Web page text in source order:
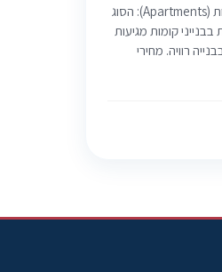
סקירת סוגי הנכסים בישראל דירות (Apartments): הסוג
קומות מגיעות
לרוב) ובבנייה רוויה. מחירי